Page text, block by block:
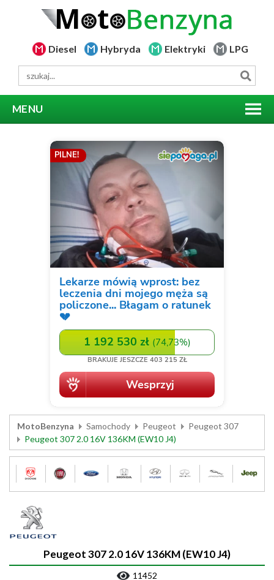
Diesel Hybryda Elektryki LPG
MENU
MotoBenzyna Samochody Peugeot
Peugeot 307
Peugeot 307 2.0 16V 136KM (EW10 J4)
Peugeot 307 2.0 16V 136KM (EW10 J4)
11452